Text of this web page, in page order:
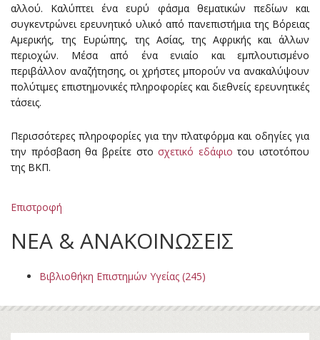
αλλού. Καλύπτει ένα ευρύ φάσμα θεματικών πεδίων και
συγκεντρώνει ερευνητικό υλικό από πανεπιστήμια της Βόρειας
Αμερικής, της Ευρώπης, της Ασίας, της Αφρικής και άλλων
περιοχών. Μέσα από ένα ενιαίο και εμπλουτισμένο
περιβάλλον αναζήτησης, οι χρήστες μπορούν να ανακαλύψουν
πολύτιμες επιστημονικές πληροφορίες και διεθνείς ερευνητικές
τάσεις.
Περισσότερες πληροφορίες για την πλατφόρμα και οδηγίες για
την πρόσβαση θα βρείτε στοσχετικό εδάφιο του ιστοτόπου
της ΒΚΠ.
Επιστροφή
ΝΕΑ & ΑΝΑΚΟΙΝΩΣΕΙΣ
Βιβλιοθήκη Επιστημών Υγείας (245)